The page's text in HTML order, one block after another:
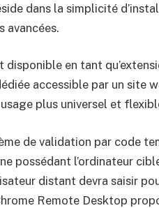
dans la simplicité
avancées.
en tant
accessible par un site
plus universel et
de validation par code
possédant l’ordinateur
distant devra saisir
Remote Desktop